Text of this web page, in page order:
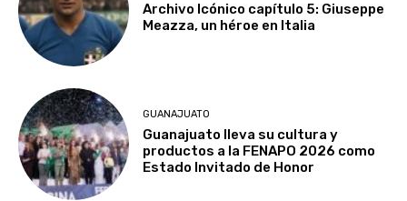
Archivo Icónico capítulo 5: Giuseppe
Meazza, un héroe en Italia
GUANAJUATO
Guanajuato lleva su cultura y
productos a la FENAPO 2026 como
Estado Invitado de Honor